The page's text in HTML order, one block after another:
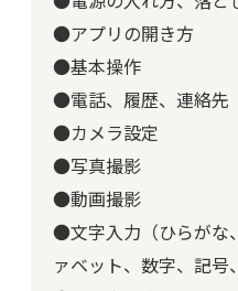
●アプリの開き方
●基本操作
●電話、履歴、連絡先
●カメラ設定
●写真撮影
●動画撮影
●文字入力（ひらがな
ァベット、数字、記号